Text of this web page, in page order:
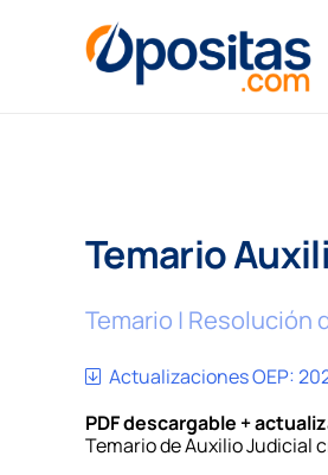
Temario
Temario | Resolución
Actualizaciones OEP:
PDF descargable +
Temario de Auxilio Judicial